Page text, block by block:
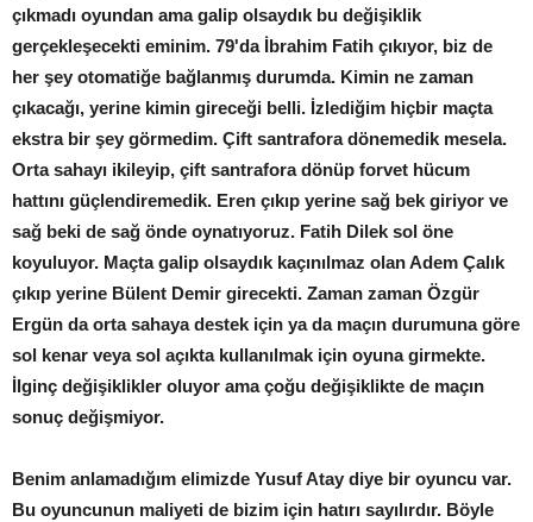
çıkmadı oyundan ama galip olsaydık bu değişiklik
gerçekleşecekti eminim. 79'da İbrahim Fatih çıkıyor, biz de
her şey otomatiğe bağlanmış durumda. Kimin ne zaman
çıkacağı, yerine kimin gireceği belli. İzlediğim hiçbir maçta
ekstra bir şey görmedim. Çift santrafora dönemedik mesela.
Orta sahayı ikileyip, çift santrafora dönüp forvet hücum
hattını güçlendiremedik. Eren çıkıp yerine sağ bek giriyor ve
sağ beki de sağ önde oynatıyoruz. Fatih Dilek sol öne
koyuluyor. Maçta galip olsaydık kaçınılmaz olan Adem Çalık
çıkıp yerine Bülent Demir girecekti. Zaman zaman Özgür
Ergün da orta sahaya destek için ya da maçın durumuna göre
sol kenar veya sol açıkta kullanılmak için oyuna girmekte.
İlginç değişiklikler oluyor ama çoğu değişiklikte de maçın
sonuç değişmiyor.
Benim anlamadığım elimizde Yusuf Atay diye bir oyuncu var.
Bu oyuncunun maliyeti de bizim için hatırı sayılırdır. Böyle